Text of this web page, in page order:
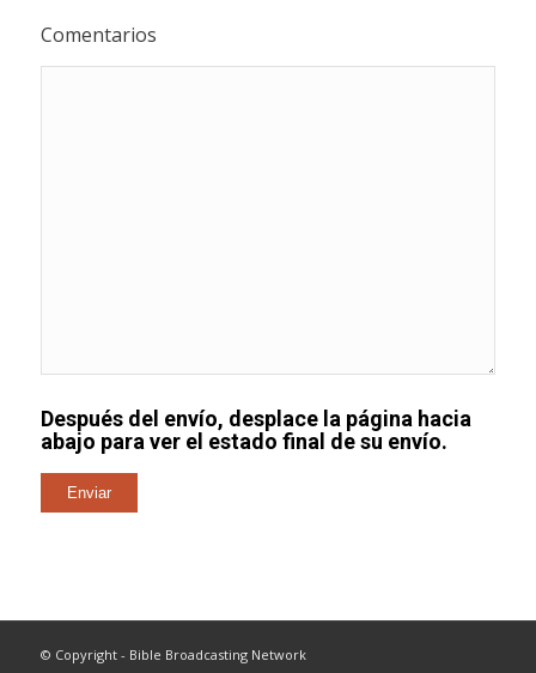
Comentarios
Después del envío, desplace la página hacia
abajo para ver el estado final de su envío.
© Copyright - Bible Broadcasting Network